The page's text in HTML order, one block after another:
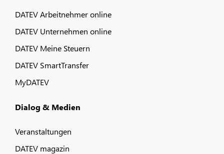
DATEV Arbeitnehmer online
DATEV Unternehmen online
DATEV Meine Steuern
DATEV SmartTransfer
MyDATEV
Dialog & Medien
Veranstaltungen
DATEV magazin